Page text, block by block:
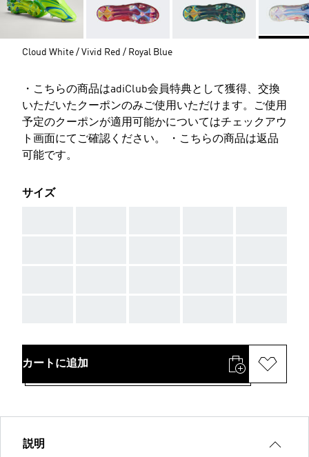
Cloud White / Vivid Red / Royal Blue
・こちらの商品はadiClub会員特典として獲得、交換
いただいたクーポンのみご使用いただけます。ご使用
予定のクーポンが適用可能かについてはチェックアウ
ト画面にてご確認ください。 ・こちらの商品は返品
可能です。
サイズ
カートに追加
説明